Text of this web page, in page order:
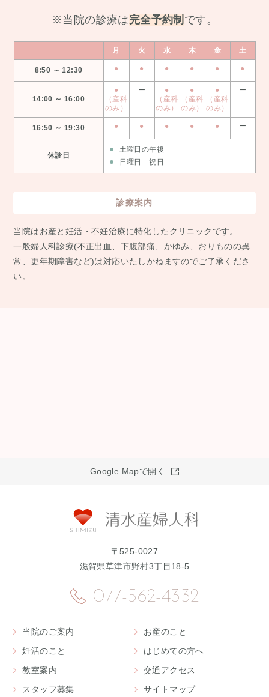
Google Mapで開く
※当院の診療は完全予約制 です。
月 火 水 木 金 土
8:50 ～ 12:30 ● ● ● ● ● ●
14:00 ～ 16:00
●
（産科
のみ）
ー
●
（産科
のみ）
●
（産科
のみ）
●
（産科
のみ）
ー
16:50 ～ 19:30 ● ● ● ● ● ー
休診日
土曜日の午後
日曜日 祝日
診療案内
当院はお産と妊活・不妊治療に特化したクリニックです。
⼀般婦⼈科診療(不正出⾎、下腹部痛、かゆみ、おりものの異
常、更年期障害など)は対応いたしかねますのでご了承くださ
い。
〒525-0027
滋賀県草津市野村3丁目18-5
077-562-4332
当院のご案内
お産のこと
妊活のこと
はじめての方へ
教室案内
交通アクセス
スタッフ募集
サイトマップ